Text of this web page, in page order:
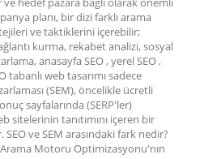
planı, bir dizi farklı arama
ve taktiklerini içerebilir;
kurma, rekabet analizi, sosyal
anasayfa SEO , yerel SEO ,
tabanlı web tasarımı sadece
(SEM), öncelikle ücretli
sayfalarında (SERP'ler)
sitelerinin tanıtımını içeren bir
ve SEM arasındaki fark nedir?
Arama Motoru Optimizasyonu'nın